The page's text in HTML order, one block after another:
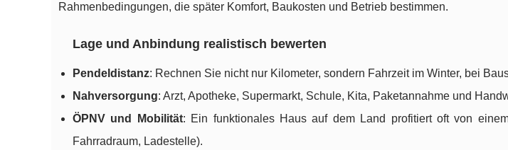
Rahmenbedingungen, die später Komfort, Baukosten und Betrieb bestimmen.
Lage und Anbindung realistisch bewerten
Pendeldistanz: Rechnen Sie nicht nur Kilometer, sondern Fahrzeit im Winter, bei
Nahversorgung: Arzt, Apotheke, Supermarkt, Schule, Kita, Paketannahme und
ÖPNV und Mobilität: Ein funktionales Haus auf dem Land profitiert oft von
Fahrradraum, Ladestelle).